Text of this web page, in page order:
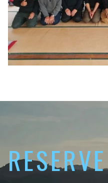
RESERVE